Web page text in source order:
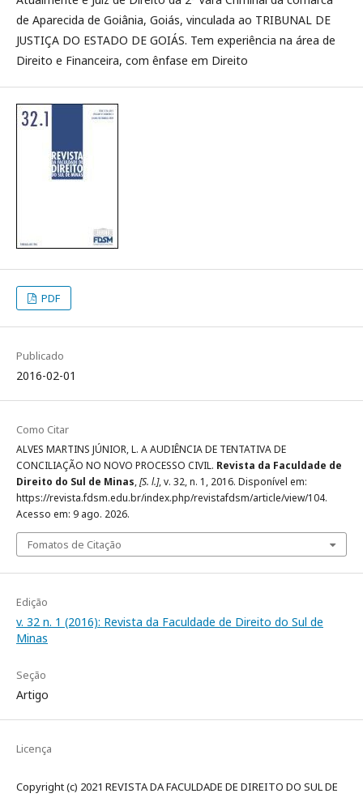
de Aparecida de Goiânia, Goiás, vinculada ao TRIBUNAL DE
JUSTIÇA DO ESTADO DE GOIÁS. Tem experiência na área de
Direito e Financeira, com ênfase em Direito
PDF
Publicado
2016-02-01
Como Citar
ALVES MARTINS JÚNIOR, L. A AUDIÊNCIA DE TENTATIVA DE
CONCILIAÇÃO NO NOVO PROCESSO CIVIL. Revista da Faculdade de
Direito do Sul de Minas,[S. l.], v. 32, n. 1, 2016. Disponível em:
https://revista.fdsm.edu.br/index.php/revistafdsm/article/view/104.
Acesso em: 9 ago. 2026.
Fomatos de Citação
Edição
v. 32 n. 1 (2016): Revista da Faculdade de Direito do Sul de
Minas
Seção
Artigo
Licença
Copyright (c) 2021 REVISTA DA FACULDADE DE DIREITO DO SUL DE